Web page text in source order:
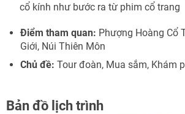
cổ kính như bước ra từ phim cổ trang
Điểm tham quan: Phượng Hoàng Cổ
Giới, Núi Thiên Môn
Chủ đề: Tour đoàn, Mua sắm, Khám
Bản đồ lịch trình